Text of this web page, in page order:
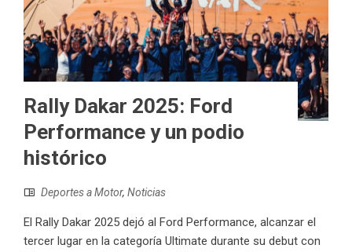
Rally Dakar 2025: Ford
Performance y un podio
histórico
Deportes a Motor, Noticias
El Rally Dakar 2025 dejó al Ford Performance, alcanzar el
tercer lugar en la categoría Ultimate durante su debut con